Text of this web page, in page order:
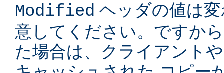
Modified ヘッダの値は
意してください。ですか
た場合は、クライアント